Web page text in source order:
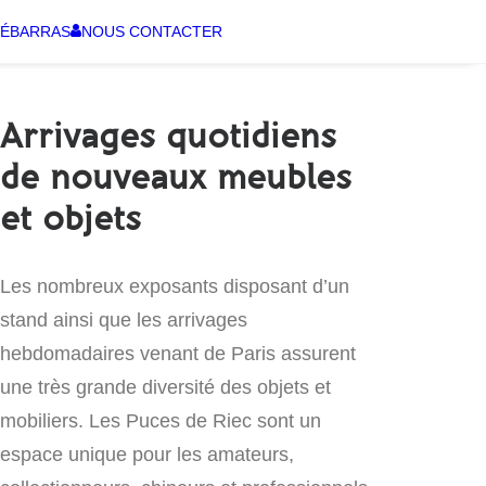
NOUS CONTACTER
Arrivages quotidiens
de nouveaux meubles
et objets
Les nombreux exposants disposant d’un
stand ainsi que les arrivages
hebdomadaires venant de Paris assurent
une très grande diversité des objets et
mobiliers. Les Puces de Riec sont un
espace unique pour les amateurs,